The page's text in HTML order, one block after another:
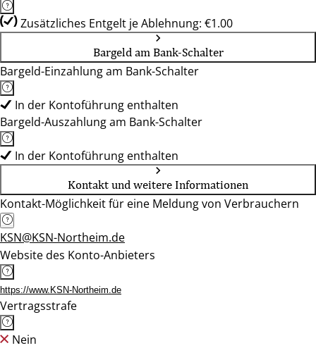
Zusätzliches Entgelt je Ablehnung: €1.00
Bargeld am Bank-Schalter
Bargeld-Einzahlung am Bank-Schalter
In der Kontoführung enthalten
Bargeld-Auszahlung am Bank-Schalter
In der Kontoführung enthalten
Kontakt und weitere Informationen
Kontakt-Möglichkeit für eine Meldung von Verbrauchern
KSN@KSN-Northeim.de
Website des Konto-Anbieters
https://www.KSN-Northeim.de
Vertragsstrafe
Nein